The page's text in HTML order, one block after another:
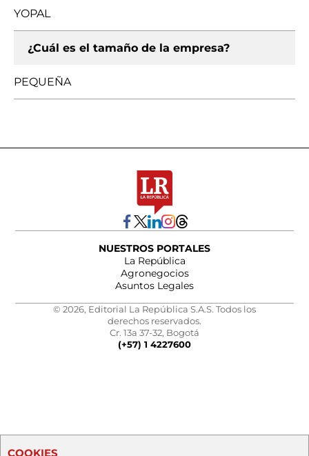
YOPAL
¿Cuál es el tamaño de la empresa?
PEQUEÑA
NUESTROS PORTALES
La República
Agronegocios
Asuntos Legales
© 2026, Editorial La República S.A.S. Todos los
derechos reservados.
Cr. 13a 37-32, Bogotá
(+57) 1 4227600
COOKIES